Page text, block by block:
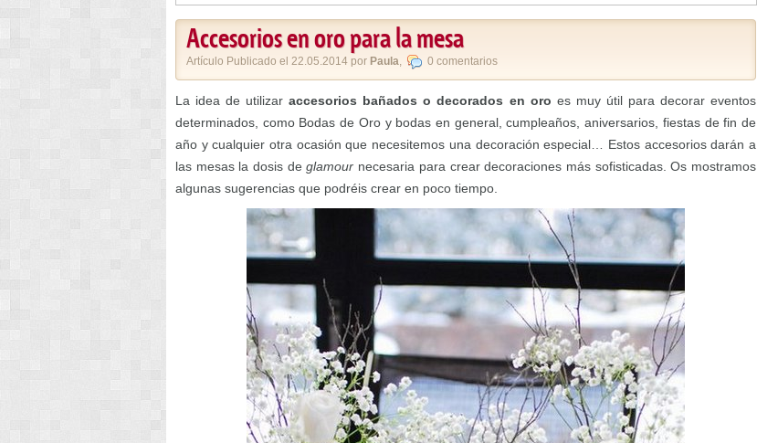
Accesorios en oro para la mesa
Artículo Publicado el 22.05.2014 por Paula, 0 comentarios
La idea de utilizaraccesorios bañados o decorados en oro es muy útil para decorar eventos
determinados, como Bodas de Oro y bodas en general, cumpleaños, aniversarios, fiestas de fin de
año y cualquier otra ocasión que necesitemos una decoración especial… Estos accesorios darán a
las mesas la dosis deglamour necesaria para crear decoraciones más sofisticadas. Os mostramos
algunas sugerencias que podréis crear en poco tiempo.